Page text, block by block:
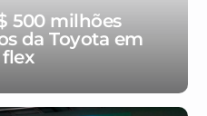
500 milhões
da Toyota em